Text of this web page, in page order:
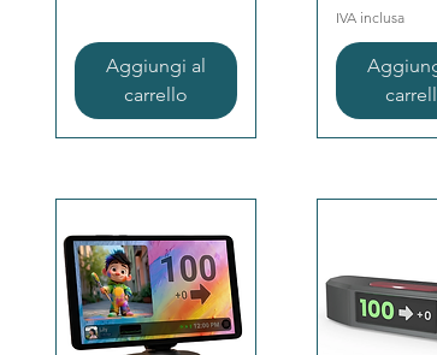
Aggiungi al
carrello
IVA inclusa